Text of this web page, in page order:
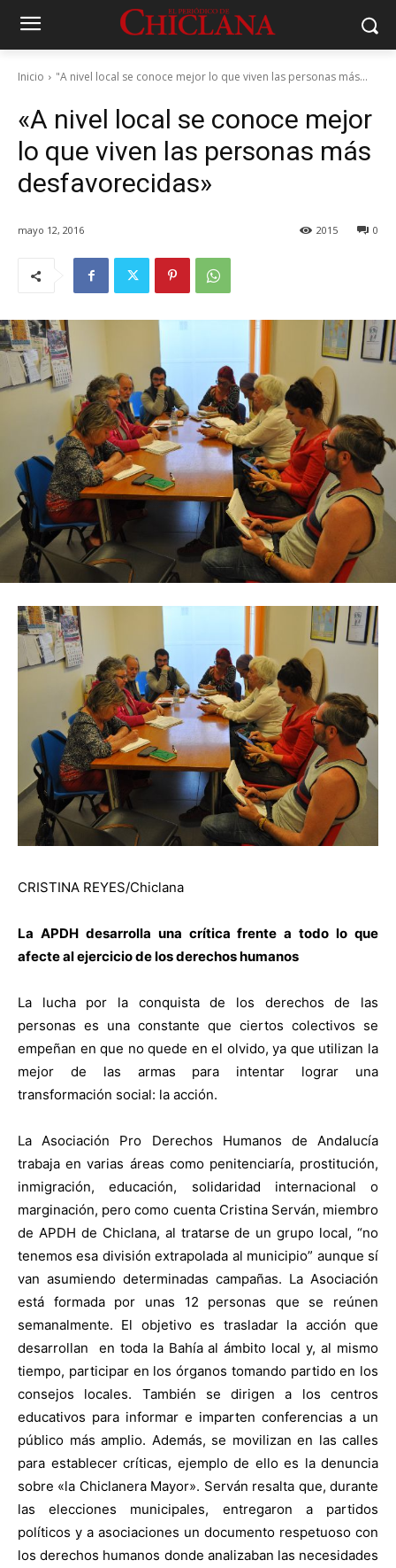
Inicio "A nivel local se conoce mejor lo que viven las personas más...
«A nivel local se conoce mejor
lo que viven las personas más
desfavorecidas»
mayo 12, 2016 0
2015
CRISTINA REYES/Chiclana
La APDH desarrolla una crítica frente a todo lo que
afecte al ejercicio de los derechos humanos
La lucha por la conquista de los derechos de las
personas es una constante que ciertos colectivos se
empeñan en que no quede en el olvido, ya que utilizan la
mejor de las armas para intentar lograr una
transformación social: la acción.
La Asociación Pro Derechos Humanos de Andalucía
trabaja en varias áreas como penitenciaría, prostitución,
inmigración, educación, solidaridad internacional o
marginación, pero como cuenta Cristina Serván, miembro
de APDH de Chiclana, al tratarse de un grupo local, “no
tenemos esa división extrapolada al municipio” aunque sí
van asumiendo determinadas campañas. La Asociación
está formada por unas 12 personas que se reúnen
semanalmente. El objetivo es trasladar la acción que
desarrollan
en toda la Bahía al ámbito local y, al mismo
tiempo, participar en los órganos tomando partido en los
consejos locales. También se dirigen a los centros
educativos para informar e imparten conferencias a un
público más amplio. Además, se movilizan en las calles
para establecer críticas, ejemplo de ello es la denuncia
sobre «la Chiclanera Mayor». Serván resalta que, durante
las elecciones municipales, entregaron a partidos
políticos y a asociaciones un documento respetuoso con
los derechos humanos donde analizaban las necesidades